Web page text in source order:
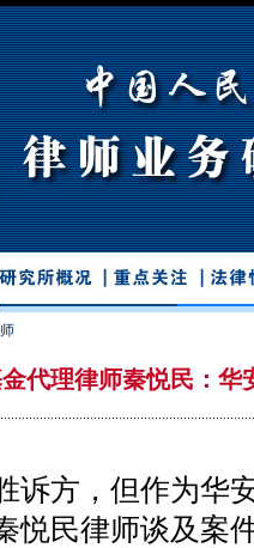
代理律师秦悦民：华
方，但作为华
悦民律师谈及案